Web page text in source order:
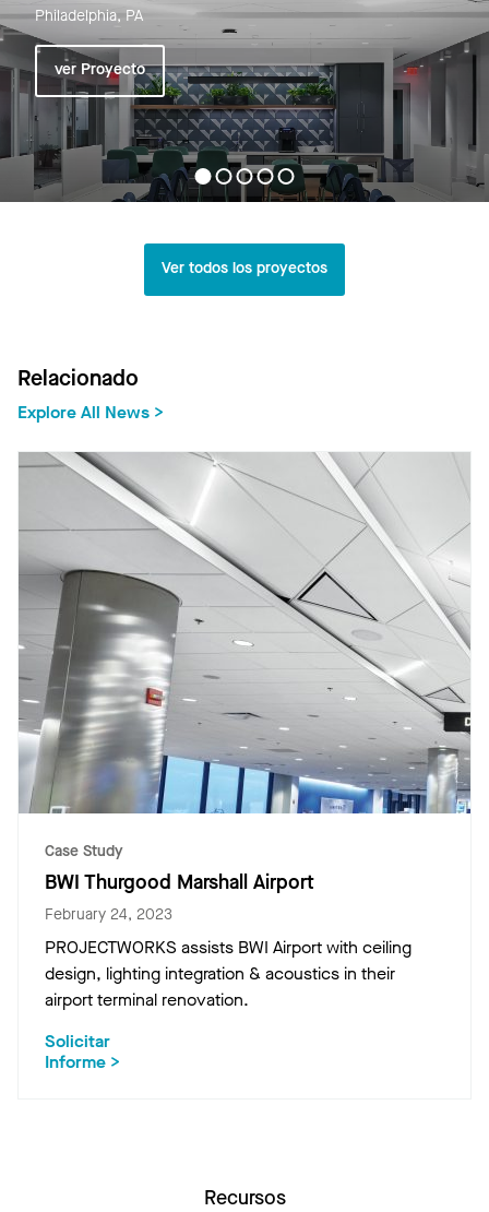
Philadelphia, PA
ver Proyecto
Ver todos los proyectos
Relacionado
Explore All News >
Case Study
BWI Thurgood Marshall Airport
February 24, 2023
PROJECTWORKS assists BWI Airport with ceiling
design, lighting integration & acoustics in their
airport terminal renovation.
Solicitar
Informe >
Recursos